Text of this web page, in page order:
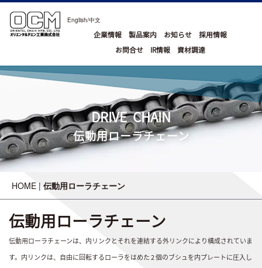
English/中文
企業情報 製品案内 お知らせ
採用情報
お問合せ
IR情報 資材調達
DRIVE CHAIN
伝動用ローラチェーン
HOME |伝動用ローラチェーン
伝動用ローラチェーン
伝動用ローラチェーンは、内リンクとそれを連結する外リンクにより構成されていま
す。内リンクは、自由に回転するローラをはめた 2 個のブシュを内プレートに圧入し